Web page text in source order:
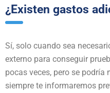
¿Existen gastos
Sí, solo cuando sea
externo para conseguir
pocas veces, pero se podría
siempre te informaremos